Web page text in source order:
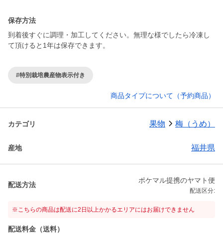
保存方法
到着後すぐに調理・加工してください。無理な様でしたら冷凍し
て頂けると1年は保存できます。
#特別栽培農産物表示付き
商品タイプについて（予約商品）
カテゴリ 果物 梅（うめ）
産地 福井県
配送方法
ポケマル提携のヤマト便
配送区分:
※こちらの商品は配送に2日以上かかるエリアにはお届けできません
配送料金（送料）